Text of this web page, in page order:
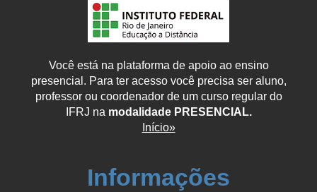
Você está na plataforma de apoio ao ensino
presencial. Para ter acesso você precisa ser aluno,
professor ou coordenador de um curso regular do
IFRJ na modalidade PRESENCIAL.
Início»
Informações